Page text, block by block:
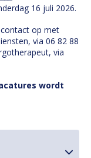
16 juli 2026.
op met
via 06 82 88
via
wordt